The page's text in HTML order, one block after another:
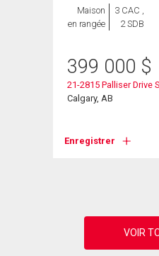
Maison
en rangée
3 CAC ,
2 SDB
399 000 $
21-2815 Palliser Drive
Calgary, AB
Enregistrer